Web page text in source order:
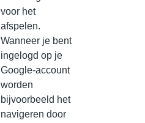
voor het
afspelen.
Wanneer je bent
ingelogd op je
Google-account
worden
bijvoorbeeld het
navigeren door